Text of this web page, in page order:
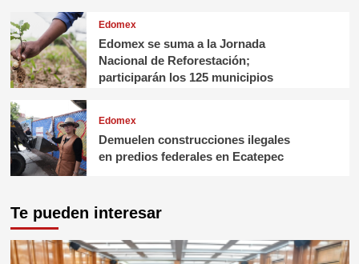
Edomex
Edomex se suma a la Jornada
Nacional de Reforestación;
participarán los 125 municipios
Edomex
Demuelen construcciones ilegales
en predios federales en Ecatepec
Te pueden interesar